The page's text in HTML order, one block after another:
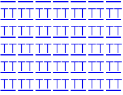
TTTTTTTTTTTTTT
TTTTTTTTTTTTTT
TTTTTTTTTTTTTT
TTTTTTTTTTTTTT
TTTTTTTTTTTTTT